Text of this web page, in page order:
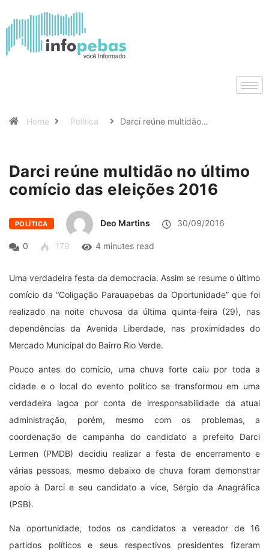
Home Política Darci reúne multidão…
Darci reúne multidão no último
comício das eleições 2016
POLÍTICA Deo Martins 30/09/2016
0 179 4 minutes read
Uma verdadeira festa da democracia. Assim se resume o último
comício da “Coligação Parauapebas da Oportunidade” que foi
realizado na noite chuvosa da última quinta-feira (29), nas
dependências da Avenida Liberdade, nas proximidades do
Mercado Municipal do Bairro Rio Verde.
Pouco antes do comício, uma chuva forte caiu por toda a
cidade e o local do evento político se transformou em uma
verdadeira lagoa por conta de irresponsabilidade da atual
administração, porém, mesmo com os problemas, a
coordenação de campanha do candidato a prefeito Darci
Lermen (PMDB) decidiu realizar a festa de encerramento e
várias pessoas, mesmo debaixo de chuva foram demonstrar
apoio à Darci e seu candidato a vice, Sérgio da Anagráfica
(PSB).
Na oportunidade, todos os candidatos a vereador de 16
partidos políticos e seus respectivos presidentes fizeram